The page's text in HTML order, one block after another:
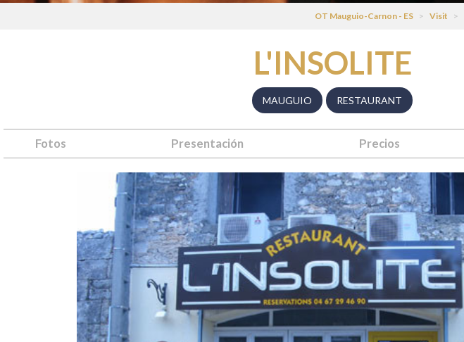
OT Mauguio-Carnon - ES > Visit >
L'INSOLITE
MAUGUIO RESTAURANT
Fotos Presentación Precios